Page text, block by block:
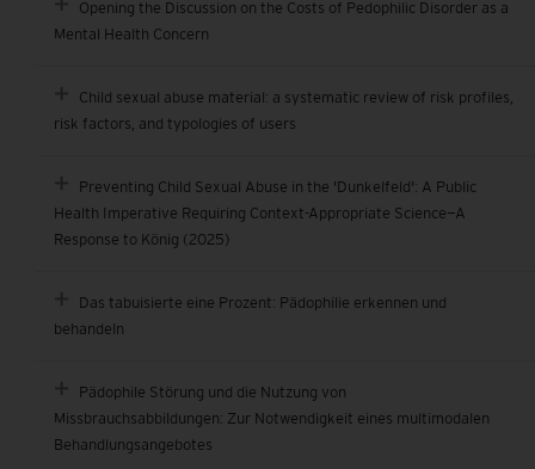
Opening the Discussion on the Costs of Pedophilic Disorder as a
Mental Health Concern
Child sexual abuse material: a systematic review of risk profiles,
risk factors, and typologies of users
Preventing Child Sexual Abuse in the 'Dunkelfeld': A Public
Health Imperative Requiring Context-Appropriate Science—A
Response to König (2025)
Das tabuisierte eine Prozent: Pädophilie erkennen und
behandeln
Pädophile Störung und die Nutzung von
Missbrauchsabbildungen: Zur Notwendigkeit eines multimodalen
Behandlungsangebotes